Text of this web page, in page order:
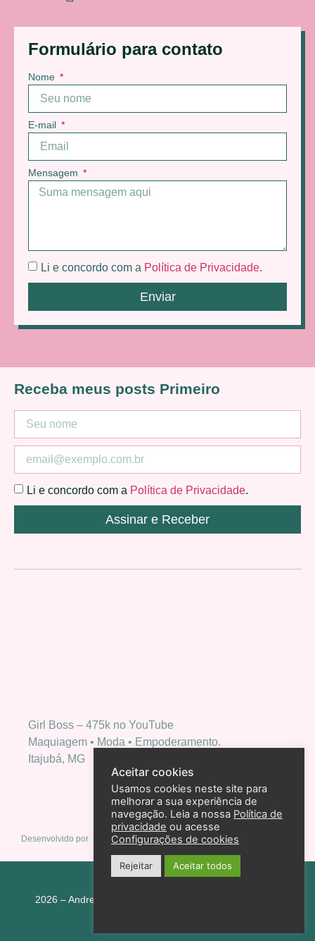
Formulário para contato
Nome
E-mail
Mensagem
Li e concordo com a Política de Privacidade.
Enviar
Girl Boss – 475k no YouTube
Maquiagem • Moda • Empoderamento.
Itajubá, MG
Receba meus posts Primeiro
Li e concordo com a Política de Privacidade.
Assinar e Receber
Desenvolvido por
Política de privacidade
2026 – Andreza Goulart – Todos os direitos reservados
Aceitar cookies
Usamos cookies neste site para
melhorar a sua experiência de
navegação. Leia a nossa Política de
privacidade ou acesse
Configurações de cookies
Rejeitar Aceitar todos